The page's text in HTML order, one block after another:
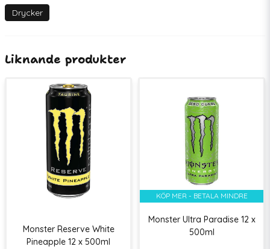
EAN
Drycker
Liknande produkter
Monster Reserve White
Pineapple 12 x 500ml
KÖP MER - BETALA MINDRE
Monster Ultra Paradise 12 x
500ml